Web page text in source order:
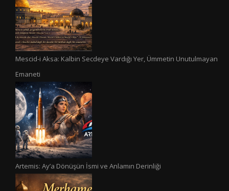
Mescid-i Aksa: Kalbin Secdeye Vardığı Yer, Ümmetin Unutulmayan
Emaneti
Artemis: Ay’a Dönüşün İsmi ve Anlamın Derinliği